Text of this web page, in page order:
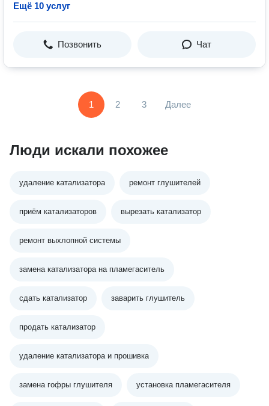
Ещё 10 услуг
Позвонить Чат
1 2 3 Далее
Люди искали похожее
удаление катализатора ремонт глушителей
приём катализаторов вырезать катализатор
ремонт выхлопной системы
замена катализатора на пламегаситель
сдать катализатор заварить глушитель
продать катализатор
удаление катализатора и прошивка
замена гофры глушителя установка пламегасителя